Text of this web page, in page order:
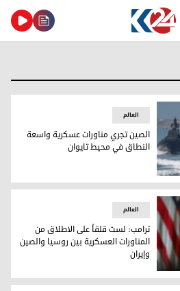
واسعة النطاق في محيط تايوان
العالم
الصين تجري مناورات عسكرية واسعة
النطاق في محيط تايوان
من المناورات العسكرية بين
العالم
ترامب: لست قلقاً على الاطلاق من
المناورات العسكرية بين روسيا والصين
وإيران